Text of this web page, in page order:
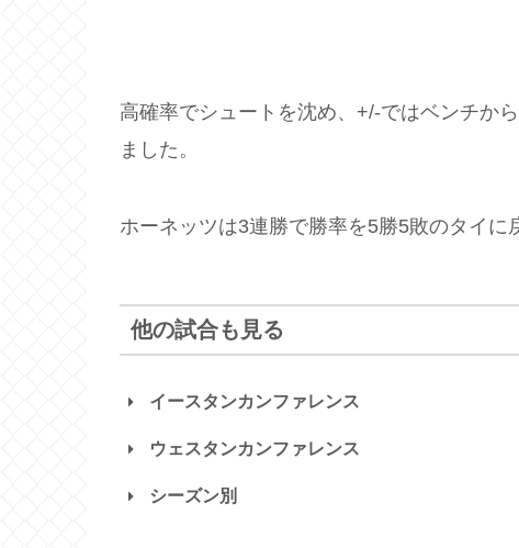
高確率でシュートを沈め、+/-ではベンチか
ました。
ホーネッツは3連勝で勝率を5勝5敗のタイに
他の試合も見る
イースタンカンファレンス
ウェスタンカンファレンス
シーズン別